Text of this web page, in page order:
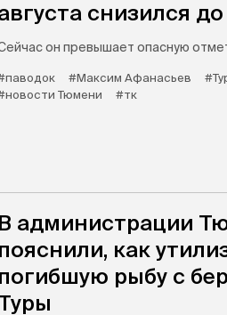
снизился
он превышает опасную
#Максим Афанасьев
Тюмени
#тк
В администрации
пояснили, как
погибшую рыбу с